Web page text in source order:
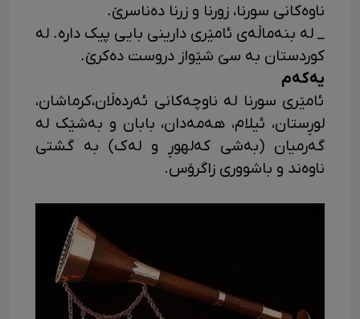
ناوەکانی سورنا، زورنا و زرنا دەناسرێ.
_ له بنەماڵەی ئامێری دارینی بایی پیک داره. له
کوردستان به سێ شێواز دروست دەکرێ.
یەکەم
ئامێری سورنا له ناوچەکانی ئەردەڵان،کرماشان،
لوڕستان، ئیلام، هەمەدان، بابان و بەشێک له
گەرمیان (بەشی کەلهوڕ و لەک) به گشتی
ناوەند و باشووری زاگرۆس.